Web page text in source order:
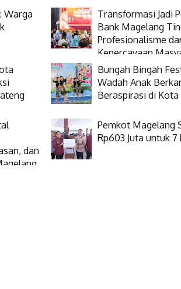
Warga
Transformasi Jadi
Bank Magelang
Profesionalisme
Kepercayaan
Bungah Bingah
Wadah Anak
Beraspirasi di
dan
Pemkot Magelang
Rp603 Juta untuk 7